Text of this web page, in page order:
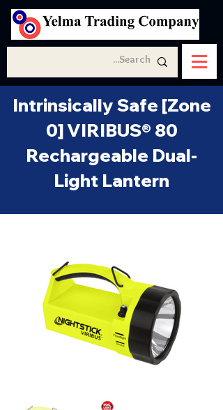
Intrinsically Safe [Zone
0] VIRIBUS® 80
Rechargeable Dual-
Light Lantern